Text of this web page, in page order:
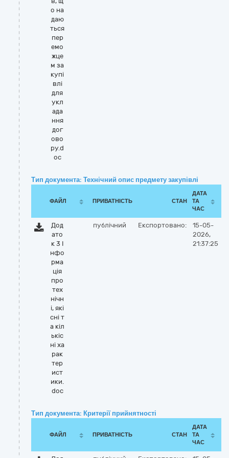
о на
даю
ться
пер
емо
жце
м за
купі
влі
для
укл
ада
ння
дог
ово
ру.d
oc
Тип документа: Технічний опис предмету закупівлі
ФАЙЛ ПРИВАТНІСТЬ СТАН
ДАТА
ТА
ЧАС
Дод
ато
к 3 І
нфо
рма
ція
про
тех
нічн
і, які
сні т
а кіл
ькіс
ні ха
рак
тер
ист
ики.
doc
публічний Експортовано:
15-05-
2026,
21:37:25
Тип документа: Критерії прийнятності
ФАЙЛ ПРИВАТНІСТЬ СТАН
ДАТА
ТА
ЧАС